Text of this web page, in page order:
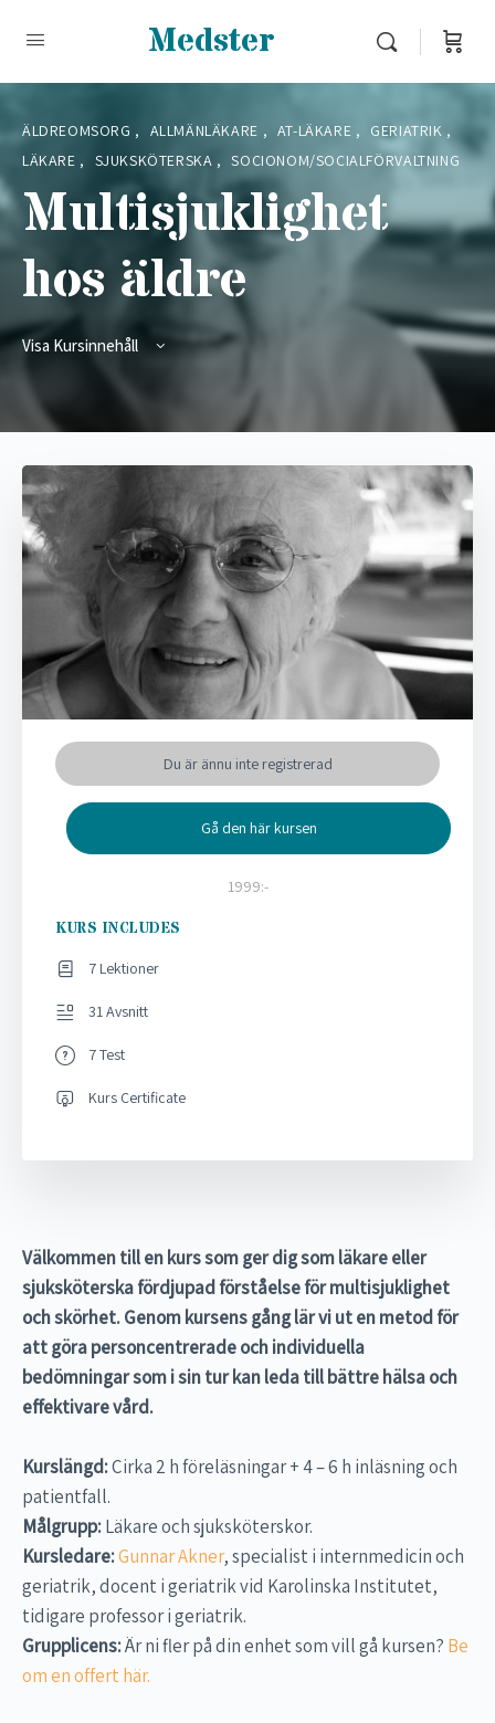
Medster
ÄLDREOMSORG , ALLMÄNLÄKARE , AT-LÄKARE , GERIATRIK ,
LÄKARE , SJUKSKÖTERSKA , SOCIONOM/SOCIALFÖRVALTNING
Multisjuklighet
hos äldre
Visa Kursinnehåll
Välkommen till en kurs som ger dig som läkare eller
sjuksköterska fördjupad förståelse för multisjuklighet
och skörhet. Genom kursens gång lär vi ut en metod för
att göra personcentrerade och individuella
bedömningar som i sin tur kan leda till bättre hälsa och
effektivare vård.
Kurslängd:Cirka 2 h föreläsningar + 4 – 6 h inläsning och
patientfall.
Målgrupp:Läkare och sjuksköterskor.
Kursledare:Gunnar Akner, specialist i internmedicin och
geriatrik, docent i geriatrik vid Karolinska Institutet,
tidigare professor i geriatrik.
Grupplicens:Är ni fler på din enhet som vill gå kursen? Be
om en offert här.
Du är ännu inte registrerad
Gå den här kursen
1999:-
KURS INCLUDES
7 Lektioner
31 Avsnitt
7 Test
Kurs Certificate